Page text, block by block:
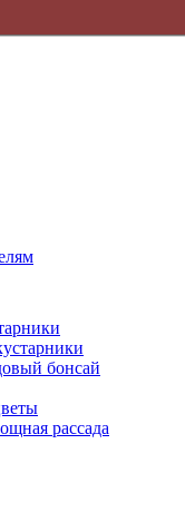
бонсай
рассада